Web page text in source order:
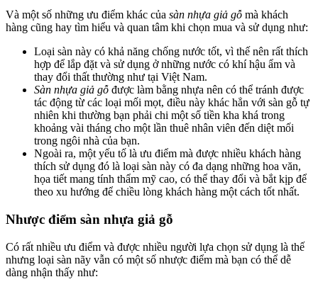
Và một số những ưu điểm khác của sàn nhựa giả gỗ mà khách
hàng cũng hay tìm hiểu và quan tâm khi chọn mua và sử dụng như:
Loại sàn này có khả năng chống nước tốt, vì thế nên rất thích
hợp để lắp đặt và sử dụng ở những nước có khí hậu ẩm và
thay đổi thất thường như tại Việt Nam.
Sàn nhựa giả gỗ được làm bằng nhựa nên có thể tránh được
tác động từ các loại mối mọt, điều này khác hẳn với sàn gỗ tự
nhiên khi thường bạn phải chi một số tiền kha khá trong
khoảng vài tháng cho một lần thuê nhân viên đến diệt mối
trong ngôi nhà của bạn.
Ngoài ra, một yếu tố là ưu điểm mà được nhiều khách hàng
thích sử dụng đó là loại sàn này có đa dạng những hoa văn,
họa tiết mang tính thẩm mỹ cao, có thể thay đổi và bắt kịp để
theo xu hướng để chiều lòng khách hàng một cách tốt nhất.
Nhược điểm sàn nhựa giả gỗ
Có rất nhiều ưu điểm và được nhiều người lựa chọn sử dụng là thế
nhưng loại sàn nãy vẫn có một số nhược điểm mà bạn có thể dễ
dàng nhận thấy như: